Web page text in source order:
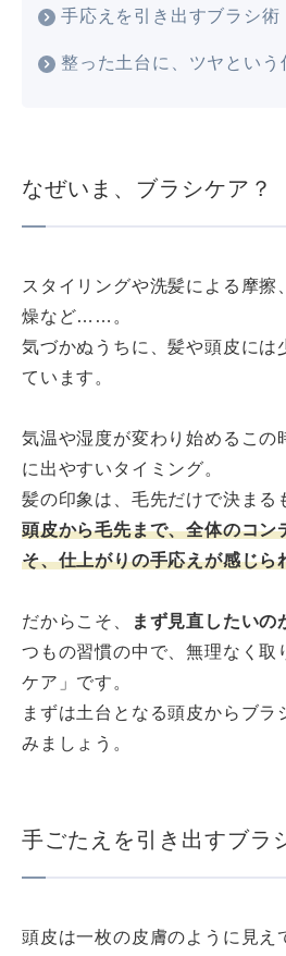
手応えを引き出すブラシ術
整った土台に、ツヤという
なぜいま、ブラシケア？
スタイリングや洗髪による摩擦
燥など……。
気づかぬうちに、髪や頭皮には
ています。
気温や湿度が変わり始めるこの
に出やすいタイミング。
髪の印象は、毛先だけで決まる
頭皮から毛先まで、全体のコン
そ、仕上がりの手応えが感じら
だからこそ、 まず見直したいの
つもの習慣の中で、無理なく取
ケア」です。
まずは土台となる頭皮からブラ
みましょう。
手ごたえを引き出すブラ
頭皮は一枚の皮膚のように見え